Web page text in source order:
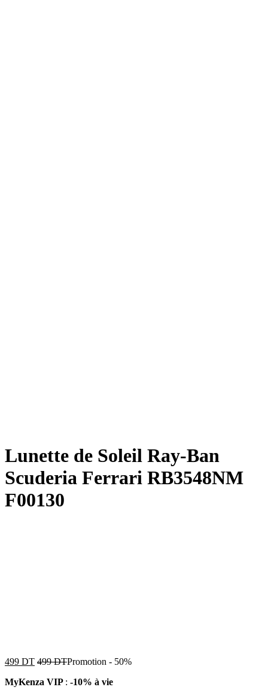
Lunette de Soleil Ray-Ban
Scuderia Ferrari RB3548NM
F00130
499 DT 499DTPromotion - 50%
MyKenza VIP : -10% à vie